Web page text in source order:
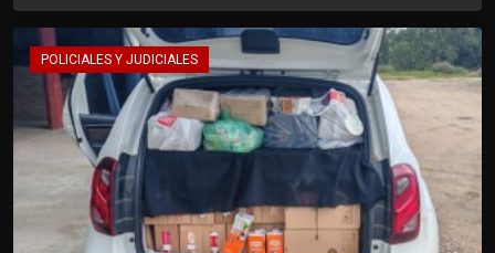
POLICIALES Y JUDICIALES